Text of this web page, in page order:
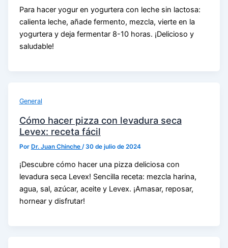
Para hacer yogur en yogurtera con leche sin lactosa:
calienta leche, añade fermento, mezcla, vierte en la
yogurtera y deja fermentar 8-10 horas. ¡Delicioso y
saludable!
General
Cómo hacer pizza con levadura seca
Levex: receta fácil
Por Dr. Juan Chinche /30 de julio de 2024
¡Descubre cómo hacer una pizza deliciosa con
levadura seca Levex! Sencilla receta: mezcla harina,
agua, sal, azúcar, aceite y Levex. ¡Amasar, reposar,
hornear y disfrutar!